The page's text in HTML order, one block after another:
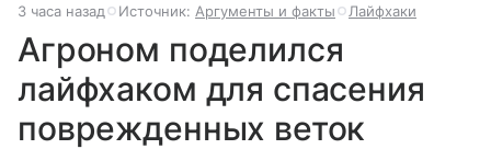
3 часа назад Источник: Аргументы и факты Лайфхаки
Агроном поделился
лайфхаком для спасения
поврежденных веток